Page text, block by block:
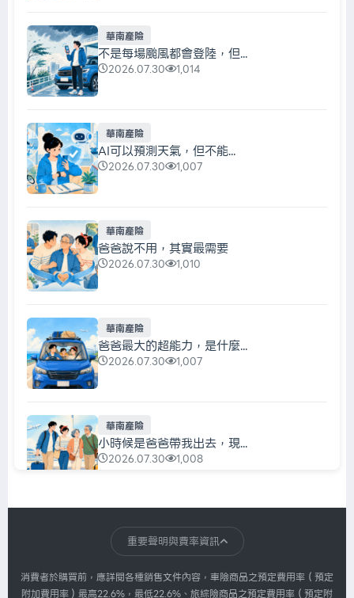
華南產險
不是每場颱風都會登陸，但...
2026.07.30 1,014
華南產險
AI可以預測天氣，但不能...
2026.07.30 1,007
華南產險
爸爸說不用，其實最需要
2026.07.30 1,010
華南產險
爸爸最大的超能力，是什麼...
2026.07.30 1,007
華南產險
小時候是爸爸帶我出去，現...
2026.07.30 1,008
每天都在充電，真正該充的...
2026.07.30 1,007
重要聲明與費率資訊
消費者於購買前，應詳閱各種銷售文件內容，車險商品之預定費用率（預定
附加費用率）最高22.6%，最低22.6%、旅綜險商品之預定費用率（預定附